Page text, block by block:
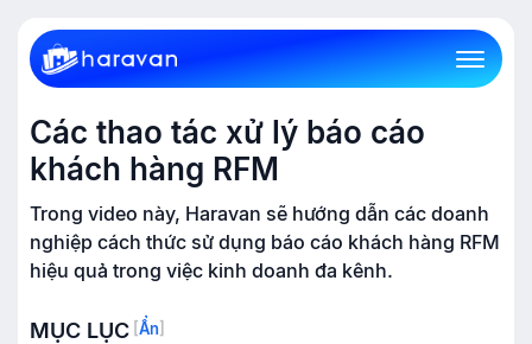
Các thao tác xử lý báo cáo
khách hàng RFM
Trong video này, Haravan sẽ hướng dẫn các doanh
nghiệp cách thức sử dụng báo cáo khách hàng RFM
hiệu quả trong việc kinh doanh đa kênh.
MỤC LỤC Ẩn